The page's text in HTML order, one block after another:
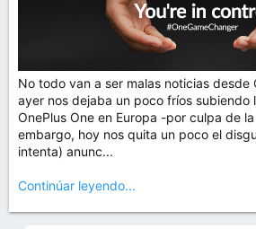
No todo van a ser malas noticias desde
ayer nos dejaba un poco fríos subiendo
OnePlus One en Europa -por culpa de
embargo, hoy nos quita un poco el
intenta) anunc...
Continúar leyendo...